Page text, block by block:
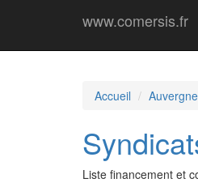
www.comersis.fr
Accueil
Liste financement et